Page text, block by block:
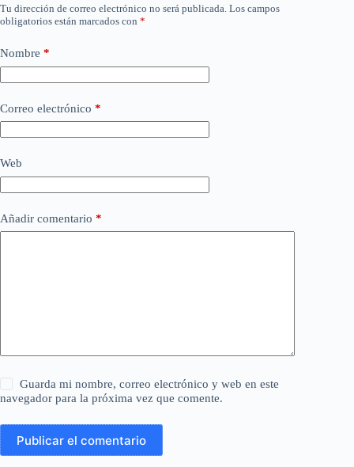
Tu dirección de correo electrónico no será publicada. Los campos
obligatorios están marcados con *
Nombre *
Correo electrónico *
Web
Añadir comentario *
Guarda mi nombre, correo electrónico y web en este
navegador para la próxima vez que comente.
Publicar el comentario